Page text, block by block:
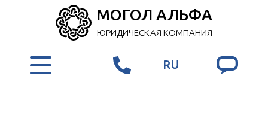
МОГОЛ АЛЬФА
ЮРИДИЧЕСКАЯ КОМПАНИЯ
RU